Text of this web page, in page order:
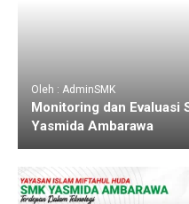
Oleh : AdminSMK
Monitoring dan Evaluasi
Yasmida Ambarawa